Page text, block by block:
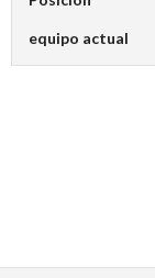
equipo actual